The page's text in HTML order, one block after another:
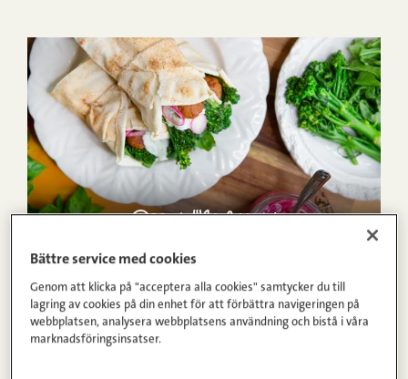
20min 4 Medel
1 2 3
Köttbullegyros med broccolini och
snabbpicklad rödlök
Bättre service med cookies
Genom att klicka på "acceptera alla cookies" samtycker du till
lagring av cookies på din enhet för att förbättra navigeringen på
webbplatsen, analysera webbplatsens användning och bistå i våra
marknadsföringsinsatser.